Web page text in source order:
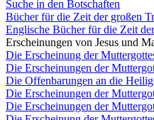
Suche in den Botschaften
Bücher für die Zeit der großen
Englische Bücher für die Zeit
Erscheinungen von Jesus und
Die Erscheinung der
Die Erscheinungen der
Die Offenbarungen an die
Die Erscheinungen der
Die Erscheinungen der